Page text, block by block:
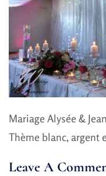
Mariage Alysée &
Thème blanc, argent
Leave A